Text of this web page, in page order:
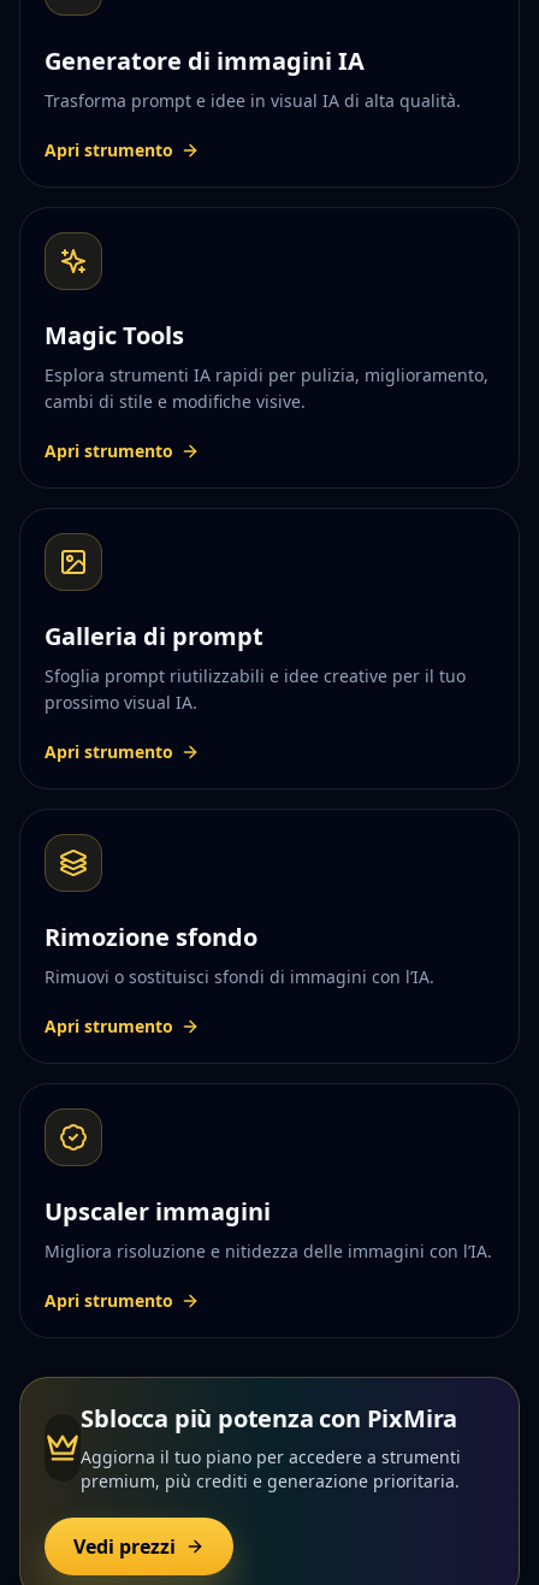
Generatore di immagini IA
Trasforma prompt e idee in visual IA di alta qualità.
Apri strumento
Magic Tools
Esplora strumenti IA rapidi per pulizia, miglioramento,
cambi di stile e modifiche visive.
Apri strumento
Galleria di prompt
Sfoglia prompt riutilizzabili e idee creative per il tuo
prossimo visual IA.
Apri strumento
Rimozione sfondo
Rimuovi o sostituisci sfondi di immagini con l’IA.
Apri strumento
Upscaler immagini
Migliora risoluzione e nitidezza delle immagini con l’IA.
Apri strumento
Sblocca più potenza con PixMira
Aggiorna il tuo piano per accedere a strumenti
premium, più crediti e generazione prioritaria.
Vedi prezzi